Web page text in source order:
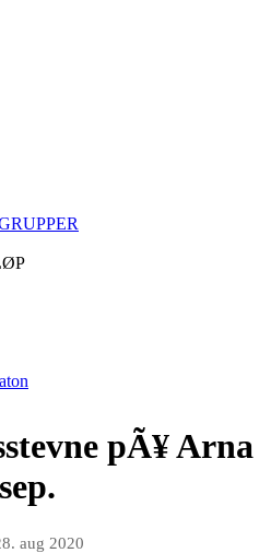
pÃ¥ Arna
aug 2020